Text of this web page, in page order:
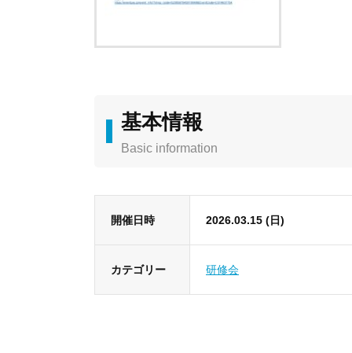
基本情報
Basic information
開催日時 2026.03.15 (日)
カテゴリー 研修会